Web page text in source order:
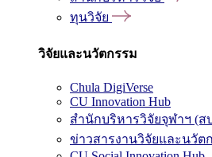
ทุนวิจัย
วิจัยและนวัตกรรม
Chula DigiVerse
CU Innovation Hub
สำนักบริหารวิจัยจุฬาฯ (ส
ข่าวสารงานวิจัยและนวัต